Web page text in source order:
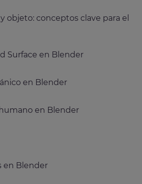
objeto: conceptos clave para el
Surface en Blender
en Blender
en Blender
en Blender